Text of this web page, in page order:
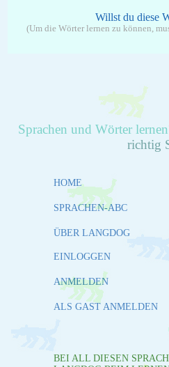
Willst du diese
(Um die Wörter lernen zu können,
Sprachen und Wörter
richtig
HOME
SPRACHEN-ABC
ÜBER LANGDOG
EINLOGGEN
ANMELDEN
ALS GAST ANMELDEN
BEI ALL DIESEN